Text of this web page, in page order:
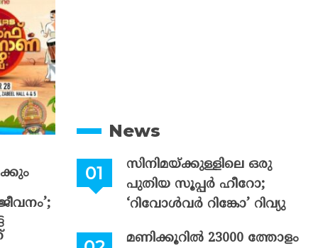
News
സിനിമയ്ക്കുള്ളിലെ ഒരു
പുതിയ സൂപ്പർ ഹീറോ;
‘റിവോൾവർ റിങ്കോ’ റിവ്യു
മണിക്കൂറിൽ 23000 ത്തോളം